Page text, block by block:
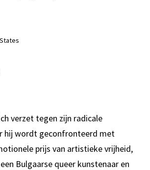
verzet tegen zijn radicale
hij wordt geconfronteerd met
prijs van artistieke vrijheid,
Bulgaarse queer kunstenaar en